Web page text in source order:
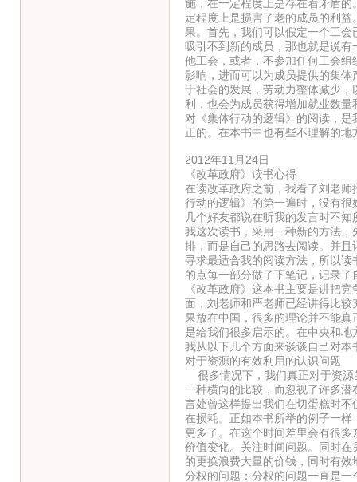
施，在一定程度上是存在着矛盾
定程度上是损害了老的成员的利
果。首先，我们可以假定一个工
吸引不到新的成员，那也就是说
他工会，或者，不参加任何工会
影响，进而可以为成员提供的集
于社会的发展，劳动力整体减少
利，也会为成员获得增加就业数
对《集体行动的逻辑》的阅读，
正的。在本书中也有些不理解的地
2012年11月24日
《改革政府》读书心得
在读改革政府之前，我看了刘老
行动的逻辑》的第一遍时，没有
几个好友都说在听我的发言时不
我这次读书，采用一种新的方法
排，而是自己的思路去阅读。并
寻求最适合我的阅读方法，所以
的点每一部分做了下笔记，记录了
《改革政府》这本书主要是讲把
面，刘老师和严老师已经讲得比
果放在中国，很多的理论并不能
是给我们很多启示的。在中央和
我从以下几个方面来谈谈自己对本
对于资源的有效利用的认识问题
很多情况下，我们真正对于资
一种横向的比较，而忽视了许多潜
言处曾这样提出我们在切蛋糕时
在损耗。正如本书所举的例子一
更多了。在这个时间差里会有很
价值变化。关注时间问题。同时
的更换浪费大量的价钱，同时有效
分权的问题：分权的问题一直是